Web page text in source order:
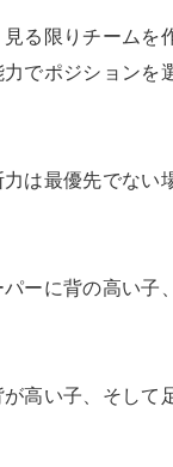
る限りチームを
でポジションを
は最優先でない
ーに背の高い子
高い子、そして